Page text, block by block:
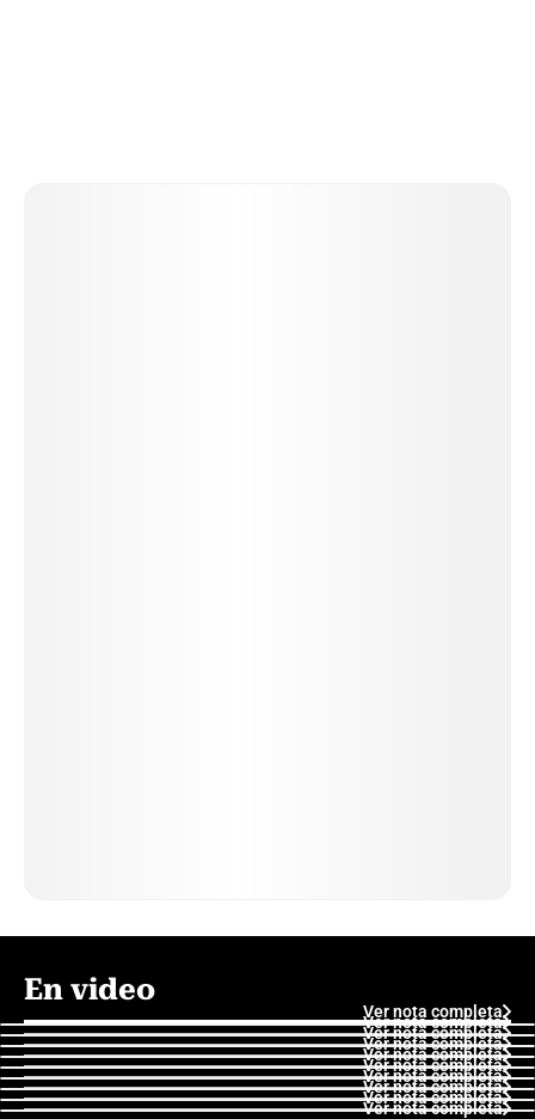
En video
Ver nota completa
Ver nota completa
Ver nota completa
Ver nota completa
Ver nota completa
Ver nota completa
Ver nota completa
Ver nota completa
Ver nota completa
Ver nota completa